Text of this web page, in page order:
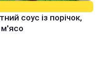
соус із порічок,
м'ясо